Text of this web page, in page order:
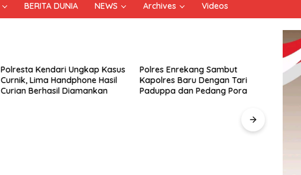
BERITA DUNIA NEWS Archives Videos
Polresta Kendari Ungkap Kasus
Curnik, Lima Handphone Hasil
Curian Berhasil Diamankan
Polres Enrekang Sambut
Kapolres Baru Dengan Tari
Paduppa dan Pedang Pora